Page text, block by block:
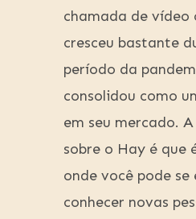
chamada de vídeo
cresceu bastante
período da
consolidou como
em seu mercado.
sobre o Hay é que
onde você pode se
conhecer novas